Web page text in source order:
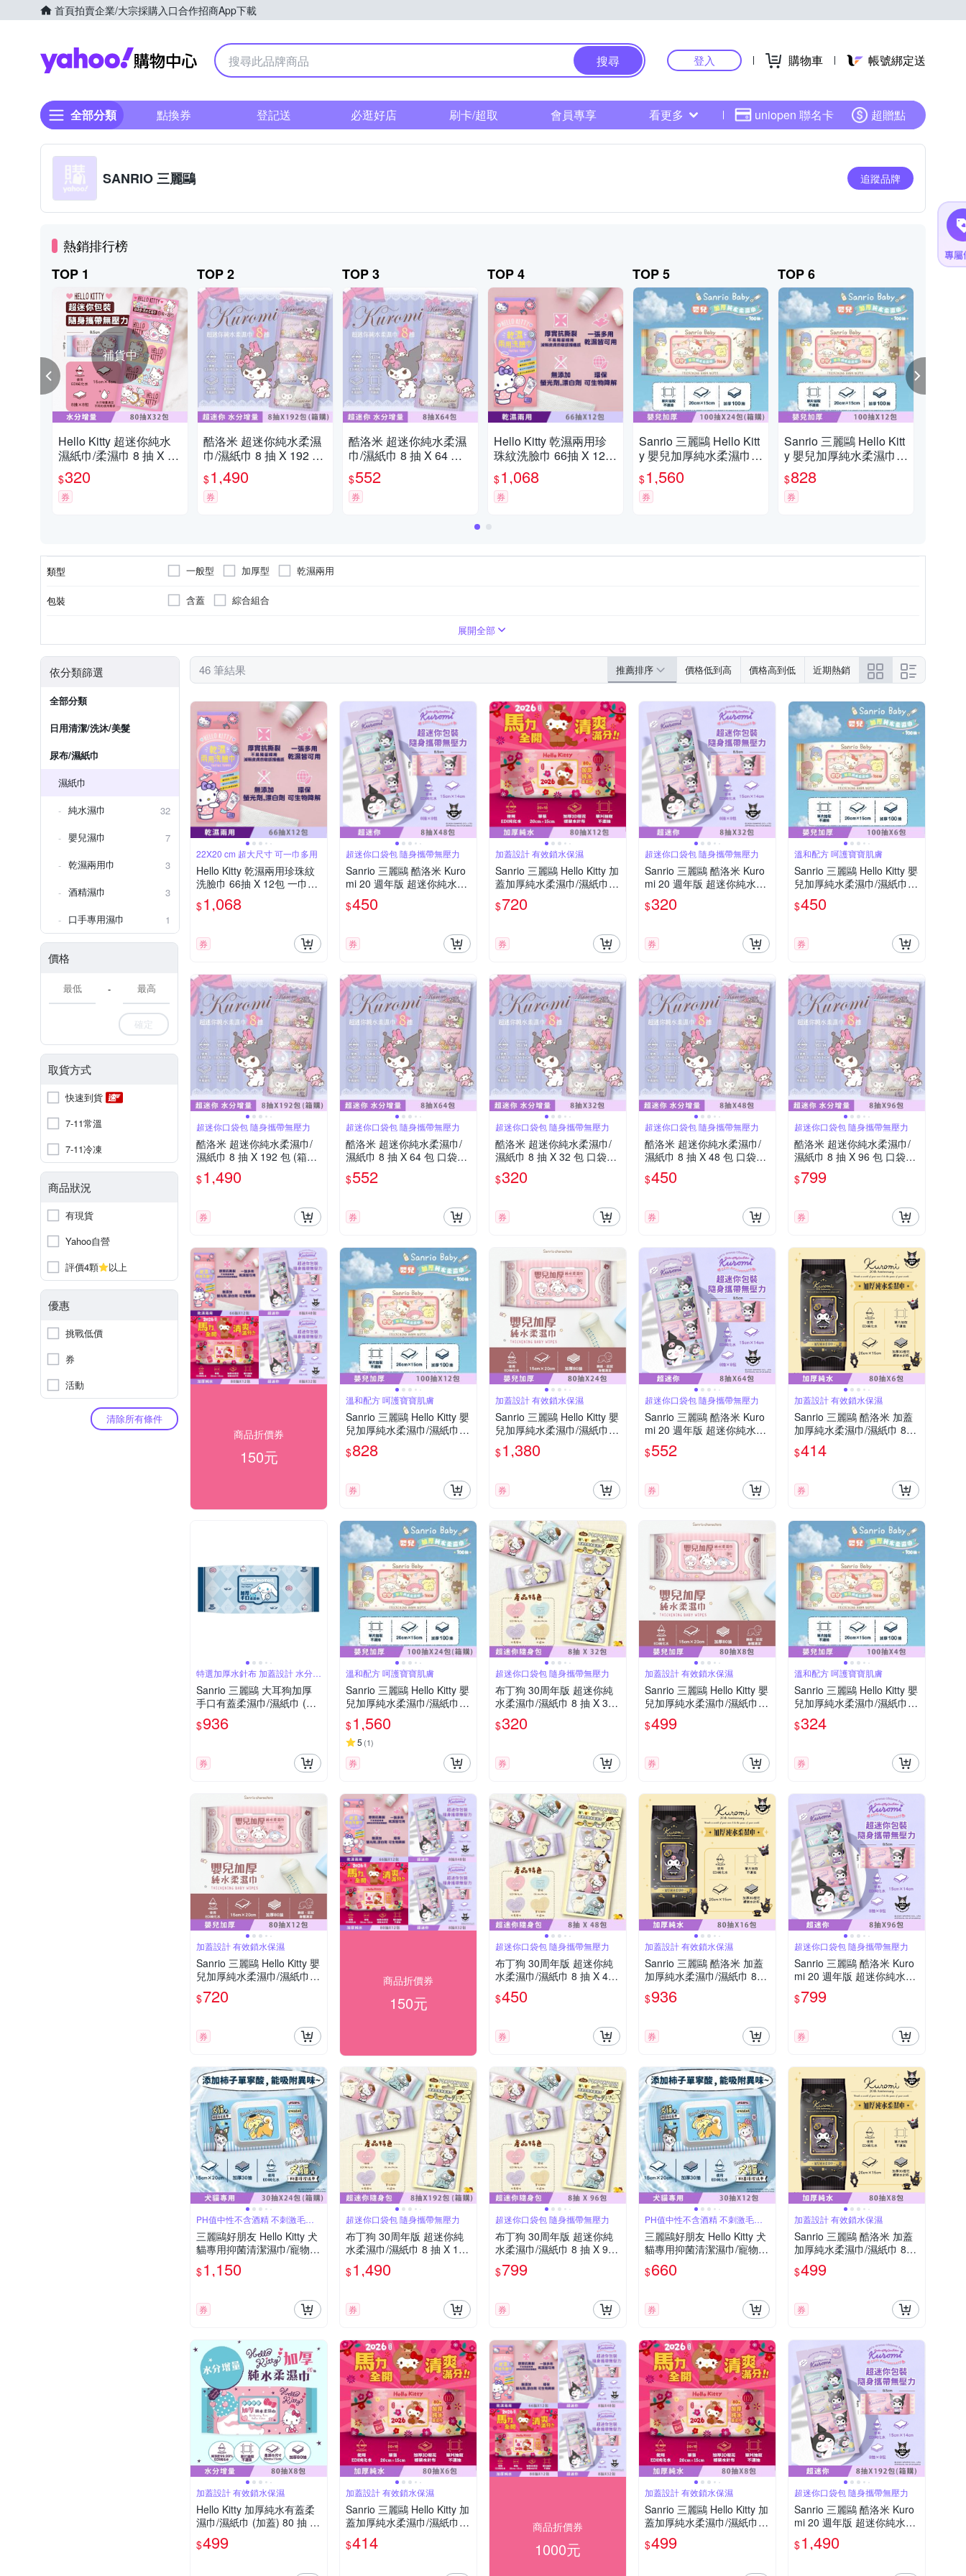
首頁拍賣企業/大宗採購入口合作招商App下載
Yahoo購物中心
搜尋 登入 購物車 帳號綁定送
全部分類 點換券 登記送 必逛好店 刷卡/超取 會員專享 看更多 uniopen 聯名卡 超贈點
SANRIO 三麗鷗 追蹤品牌
熱銷排行榜
TOP 1
補貨中
Hello Kitty 超迷你純水
濕紙巾/柔濕巾 8 抽 X 32
包 - 水分增量版 口袋隨
身包
$320
券
TOP 2
酷洛米 超迷你純水柔濕
巾/濕紙巾 8 抽 X 192 包
(箱購) 口袋隨身包 - 水分
增量款
$1,490
券
TOP 3
酷洛米 超迷你純水柔濕
巾/濕紙巾 8 抽 X 64 包
口袋隨身包 - 水分增量
款
$552
券
TOP 4
Hello Kitty 乾濕兩用珍
珠紋洗臉巾 66抽 X 12包
一巾多用 22 X 20 cm 超
大尺寸 乾濕皆可 嬰幼兒
敏感肌適用
$1,068
券
TOP 5
Sanrio 三麗鷗 Hello Kitt
y 嬰兒加厚純水柔濕巾/
濕紙巾 100 抽 (加蓋) X
24 包(箱購) 加厚無紡布
棉柔超柔觸感
$1,560
券
TOP 6
Sanrio 三麗鷗 Hello Kitt
y 嬰兒加厚純水柔濕巾/
濕紙巾 100 抽 (加蓋) X
12 包 加厚無紡布棉柔超
柔觸感
$828
券
類型 一般型 加厚型 乾濕兩用
包裝 含蓋 綜合組合
展開全部
依分類篩選
全部分類
日用清潔/洗沐/美髮
尿布/濕紙巾
濕紙巾
純水濕巾
32
嬰兒濕巾
7
乾濕兩用巾
3
酒精濕巾
3
口手專用濕巾
1
價格
-
確定
取貨方式
快速到貨
7-11常溫
7-11冷凍
商品狀況
有現貨
Yahoo自營
評價4顆
以上
優惠
挑戰低價
券
活動
清除所有條件
46 筆結果 推薦排序 價格低到高 價格高到低 近期熱銷
22X20 cm 超大尺寸 可一巾多用
Hello Kitty 乾濕兩用珍珠紋
洗臉巾 66抽 X 12包 一巾多
用 22 X 20 cm 超大尺寸 乾
濕皆可 嬰幼兒敏感肌適用
$1,068
券
超迷你口袋包 隨身攜帶無壓力
Sanrio 三麗鷗 酷洛米 Kuro
mi 20 週年版 超迷你純水柔
濕巾/濕紙巾 8 抽 X 48 包 口
袋隨身包
$450
券
加蓋設計 有效鎖水保濕
Sanrio 三麗鷗 Hello Kitty 加
蓋加厚純水柔濕巾/濕紙巾 8
0 抽 X 12 包 -3D壓花馬年特
別款 特選加厚珍珠網眼布
$720
券
超迷你口袋包 隨身攜帶無壓力
Sanrio 三麗鷗 酷洛米 Kuro
mi 20 週年版 超迷你純水柔
濕巾/濕紙巾 8 抽 X 32 包 口
袋隨身包
$320
券
溫和配方 呵護寶寶肌膚
Sanrio 三麗鷗 Hello Kitty 嬰
兒加厚純水柔濕巾/濕紙巾 1
00 抽 (加蓋) X 6 包 加厚無
紡布棉柔超柔觸感
$450
券
超迷你口袋包 隨身攜帶無壓力
酷洛米 超迷你純水柔濕巾/
濕紙巾 8 抽 X 192 包 (箱購)
口袋隨身包 - 水分增量款
$1,490
券
超迷你口袋包 隨身攜帶無壓力
酷洛米 超迷你純水柔濕巾/
濕紙巾 8 抽 X 64 包 口袋隨
身包 - 水分增量款
$552
券
超迷你口袋包 隨身攜帶無壓力
酷洛米 超迷你純水柔濕巾/
濕紙巾 8 抽 X 32 包 口袋隨
身包 - 水分增量款
$320
券
超迷你口袋包 隨身攜帶無壓力
酷洛米 超迷你純水柔濕巾/
濕紙巾 8 抽 X 48 包 口袋隨
身包 - 水分增量款
$450
券
超迷你口袋包 隨身攜帶無壓力
酷洛米 超迷你純水柔濕巾/
濕紙巾 8 抽 X 96 包 口袋隨
身包 - 水分增量款
$799
券
商品折價券
150元
溫和配方 呵護寶寶肌膚
Sanrio 三麗鷗 Hello Kitty 嬰
兒加厚純水柔濕巾/濕紙巾 1
00 抽 (加蓋) X 12 包 加厚無
紡布棉柔超柔觸感
$828
券
加蓋設計 有效鎖水保濕
Sanrio 三麗鷗 Hello Kitty 嬰
兒加厚純水柔濕巾/濕紙巾 8
0抽 (加蓋)X 24包 (箱購)獨
特加厚珍珠點壓花 超溫和配
$1,380
券
超迷你口袋包 隨身攜帶無壓力
Sanrio 三麗鷗 酷洛米 Kuro
mi 20 週年版 超迷你純水柔
濕巾/濕紙巾 8 抽 X 64 包 口
袋隨身包
$552
券
加蓋設計 有效鎖水保濕
Sanrio 三麗鷗 酷洛米 加蓋
加厚純水柔濕巾/濕紙巾 80
抽 X 6 包 - 20 週年特別款
特選加厚壓花珍珠網眼布 超
$414
券
特選加厚水針布 加蓋設計 水分不
蒸發
Sanrio 三麗鷗 大耳狗加厚
手口有蓋柔濕巾/濕紙巾 (加
蓋) 80 抽 X 16 包 適用於
手、口、臉 使用超安心
$936
券
溫和配方 呵護寶寶肌膚
Sanrio 三麗鷗 Hello Kitty 嬰
兒加厚純水柔濕巾/濕紙巾 1
00 抽 (加蓋) X 24 包(箱購)
加厚無紡布棉柔超柔觸感
$1,560
5 (1)
券
超迷你口袋包 隨身攜帶無壓力
布丁狗 30周年版 超迷你純
水柔濕巾/濕紙巾 8 抽 X 32
包 口袋隨身包
$320
券
加蓋設計 有效鎖水保濕
Sanrio 三麗鷗 Hello Kitty 嬰
兒加厚純水柔濕巾/濕紙巾 8
0 抽 (加蓋) X 8 包 獨特加厚
珍珠點壓花 超溫和配方零添
$499
券
溫和配方 呵護寶寶肌膚
Sanrio 三麗鷗 Hello Kitty 嬰
兒加厚純水柔濕巾/濕紙巾 1
00 抽 (加蓋) X 4 包 加厚無
紡布棉柔超柔觸感
$324
券
加蓋設計 有效鎖水保濕
Sanrio 三麗鷗 Hello Kitty 嬰
兒加厚純水柔濕巾/濕紙巾 8
0 抽 (加蓋) X 12 包 獨特加
厚珍珠點壓花 超溫和配方零
$720
券
商品折價券
150元
超迷你口袋包 隨身攜帶無壓力
布丁狗 30周年版 超迷你純
水柔濕巾/濕紙巾 8 抽 X 48
包 口袋隨身包
$450
券
加蓋設計 有效鎖水保濕
Sanrio 三麗鷗 酷洛米 加蓋
加厚純水柔濕巾/濕紙巾 80
抽 X 16 包 - 20 週年特別款
特選加厚壓花珍珠網眼布 超
$936
券
超迷你口袋包 隨身攜帶無壓力
Sanrio 三麗鷗 酷洛米 Kuro
mi 20 週年版 超迷你純水柔
濕巾/濕紙巾 8 抽 X 96 包 口
袋隨身包
$799
券
PH值中性不含酒精 不刺激毛小
孩寶貝肌膚
三麗鷗好朋友 Hello Kitty 犬
貓專用抑菌清潔濕巾/寵物濕
紙巾 (加蓋) 30 抽 X 24 包
(箱購) - 加厚款 添加柿子單
$1,150
券
超迷你口袋包 隨身攜帶無壓力
布丁狗 30周年版 超迷你純
水柔濕巾/濕紙巾 8 抽 X 192
包 (箱購) 口袋隨身包
$1,490
券
超迷你口袋包 隨身攜帶無壓力
布丁狗 30周年版 超迷你純
水柔濕巾/濕紙巾 8 抽 X 96
包 口袋隨身包
$799
券
PH值中性不含酒精 不刺激毛小
孩寶貝肌膚
三麗鷗好朋友 Hello Kitty 犬
貓專用抑菌清潔濕巾/寵物濕
紙巾 (加蓋) 30 抽 X 12 包-
加厚款 添加柿子單寧酸 有
$660
券
加蓋設計 有效鎖水保濕
Sanrio 三麗鷗 酷洛米 加蓋
加厚純水柔濕巾/濕紙巾 80
抽 X 8 包 - 20 週年特別款
特選加厚壓花珍珠網眼布 超
$499
券
加蓋設計 有效鎖水保濕
Hello Kitty 加厚純水有蓋柔
濕巾/濕紙巾 (加蓋) 80 抽 X
8 包 - 水分增量版 特選加厚
縲縈水針布 超溫和配方零添
$499
加蓋設計 有效鎖水保濕
Sanrio 三麗鷗 Hello Kitty 加
蓋加厚純水柔濕巾/濕紙巾 8
0 抽 X 6 包 -3D壓花馬年特
別款 特選加厚珍珠網眼布
$414
商品折價券
1000元
加蓋設計 有效鎖水保濕
Sanrio 三麗鷗 Hello Kitty 加
蓋加厚純水柔濕巾/濕紙巾 8
0 抽 X 8 包 -3D壓花馬年特
別款 特選加厚珍珠網眼布
$499
超迷你口袋包 隨身攜帶無壓力
Sanrio 三麗鷗 酷洛米 Kuro
mi 20 週年版 超迷你純水柔
濕巾/濕紙巾 8 抽 X 192 包
口袋隨身包
$1,490